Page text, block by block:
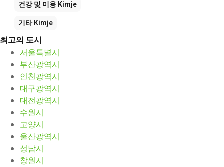
건강 및 미용 Kimje
기타Kimje
최고의 도시
서울특별시
부산광역시
인천광역시
대구광역시
대전광역시
수원시
고양시
울산광역시
성남시
창원시